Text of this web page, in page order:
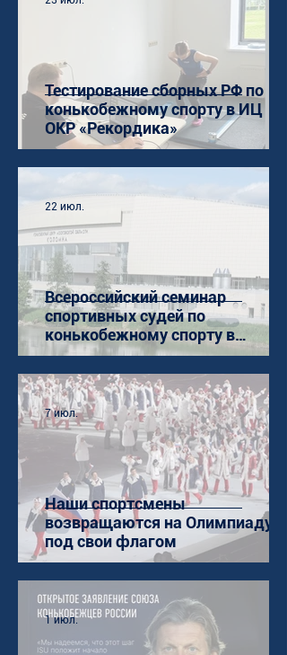
Тестирование сборных РФ по
конькобежному спорту в ИЦ
ОКР «Рекордика»
Всероссийский семинар
спортивных судей по
конькобежному спорту в
Коломне
22 июл.
Наши спортсмены
возвращаются на Олимпиаду
под свои флагом
7 июл.
1 июл.